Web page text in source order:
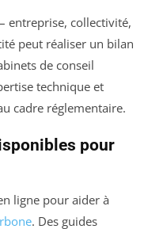
entreprise, collectivité,
peut réaliser un bilan
de conseil
technique et
cadre réglementaire.
pour
ligne pour aider à
. Des guides